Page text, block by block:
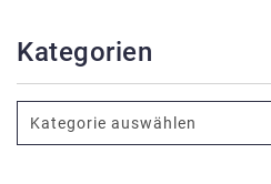
Kategorien